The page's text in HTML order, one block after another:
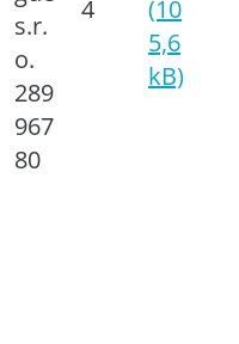
s.r.
o.
289
967
80
4
(10
5,6
kB)